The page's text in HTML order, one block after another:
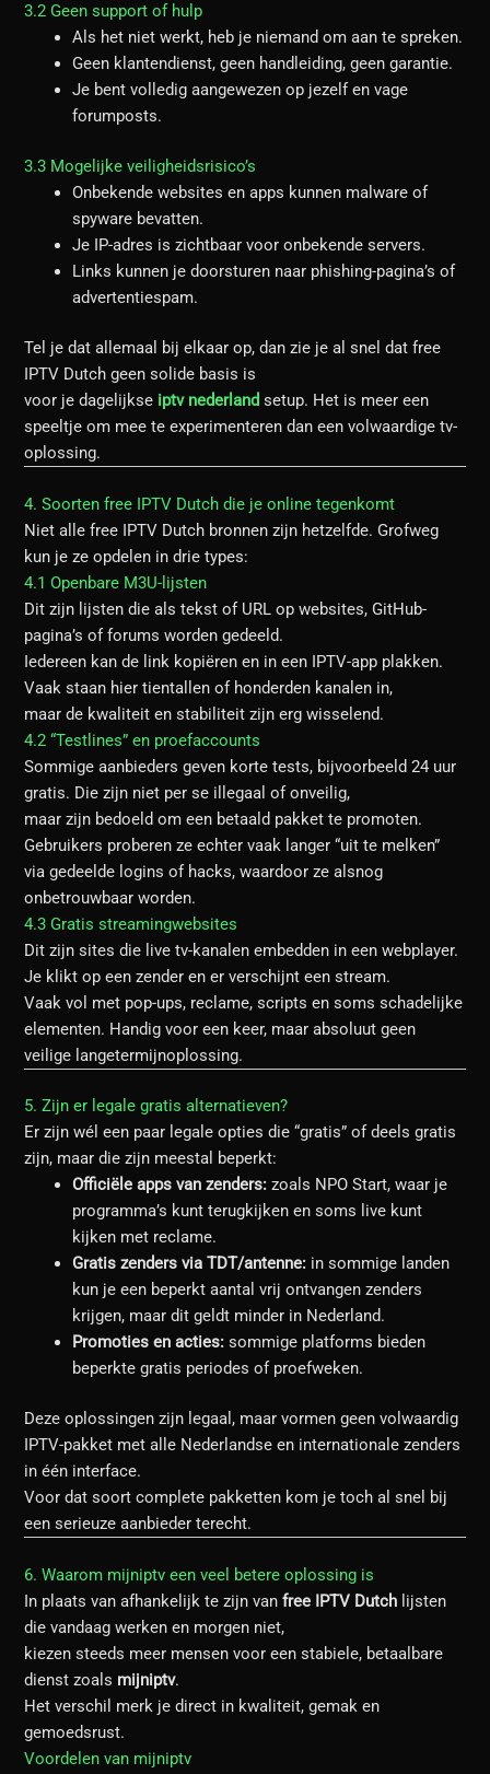
3.2 Geen support of hulp
Als het niet werkt, heb je niemand om aan te spreken.
Geen klantendienst, geen handleiding, geen garantie.
Je bent volledig aangewezen op jezelf en vage
forumposts.
3.3 Mogelijke veiligheidsrisico’s
Onbekende websites en apps kunnen malware of
spyware bevatten.
Je IP-adres is zichtbaar voor onbekende servers.
Links kunnen je doorsturen naar phishing-pagina’s of
advertentiespam.
Tel je dat allemaal bij elkaar op, dan zie je al snel dat free
IPTV Dutch geen solide basis is
voor je dagelijkse iptv nederland setup. Het is meer een
speeltje om mee te experimenteren dan een volwaardige tv-
oplossing.
4. Soorten free IPTV Dutch die je online tegenkomt
Niet alle free IPTV Dutch bronnen zijn hetzelfde. Grofweg
kun je ze opdelen in drie types:
4.1 Openbare M3U-lijsten
Dit zijn lijsten die als tekst of URL op websites, GitHub-
pagina’s of forums worden gedeeld.
Iedereen kan de link kopiëren en in een IPTV-app plakken.
Vaak staan hier tientallen of honderden kanalen in,
maar de kwaliteit en stabiliteit zijn erg wisselend.
4.2 “Testlines” en proefaccounts
Sommige aanbieders geven korte tests, bijvoorbeeld 24 uur
gratis. Die zijn niet per se illegaal of onveilig,
maar zijn bedoeld om een betaald pakket te promoten.
Gebruikers proberen ze echter vaak langer “uit te melken”
via gedeelde logins of hacks, waardoor ze alsnog
onbetrouwbaar worden.
4.3 Gratis streamingwebsites
Dit zijn sites die live tv-kanalen embedden in een webplayer.
Je klikt op een zender en er verschijnt een stream.
Vaak vol met pop-ups, reclame, scripts en soms schadelijke
elementen. Handig voor een keer, maar absoluut geen
veilige langetermijnoplossing.
5. Zijn er legale gratis alternatieven?
Er zijn wél een paar legale opties die “gratis” of deels gratis
zijn, maar die zijn meestal beperkt:
Officiële apps van zenders: zoals NPO Start, waar je
programma’s kunt terugkijken en soms live kunt
kijken met reclame.
Gratis zenders via TDT/antenne: in sommige landen
kun je een beperkt aantal vrij ontvangen zenders
krijgen, maar dit geldt minder in Nederland.
Promoties en acties: sommige platforms bieden
beperkte gratis periodes of proefweken.
Deze oplossingen zijn legaal, maar vormen geen volwaardig
IPTV-pakket met alle Nederlandse en internationale zenders
in één interface.
Voor dat soort complete pakketten kom je toch al snel bij
een serieuze aanbieder terecht.
6. Waarom mijniptv een veel betere oplossing is
In plaats van afhankelijk te zijn vanfree IPTV Dutch lijsten
die vandaag werken en morgen niet,
kiezen steeds meer mensen voor een stabiele, betaalbare
dienst zoals mijniptv.
Het verschil merk je direct in kwaliteit, gemak en
gemoedsrust.
Voordelen van mijniptv